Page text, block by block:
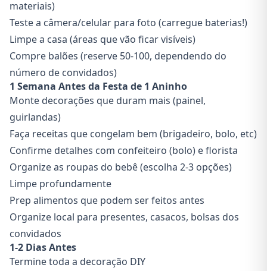
materiais)
Teste a câmera/celular para foto (carregue baterias!)
Limpe a casa (áreas que vão ficar visíveis)
Compre balões (reserve 50-100, dependendo do
número de convidados)
1 Semana Antes da Festa de 1 Aninho
Monte decorações que duram mais (painel,
guirlandas)
Faça receitas que congelam bem (brigadeiro, bolo, etc)
Confirme detalhes com confeiteiro (bolo) e florista
Organize as roupas do bebê (escolha 2-3 opções)
Limpe profundamente
Prep alimentos que podem ser feitos antes
Organize local para presentes, casacos, bolsas dos
convidados
1-2 Dias Antes
Termine toda a decoração DIY